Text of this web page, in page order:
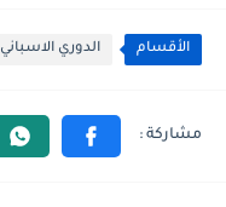
الأقسام الدوري الاسباني 2024/2025